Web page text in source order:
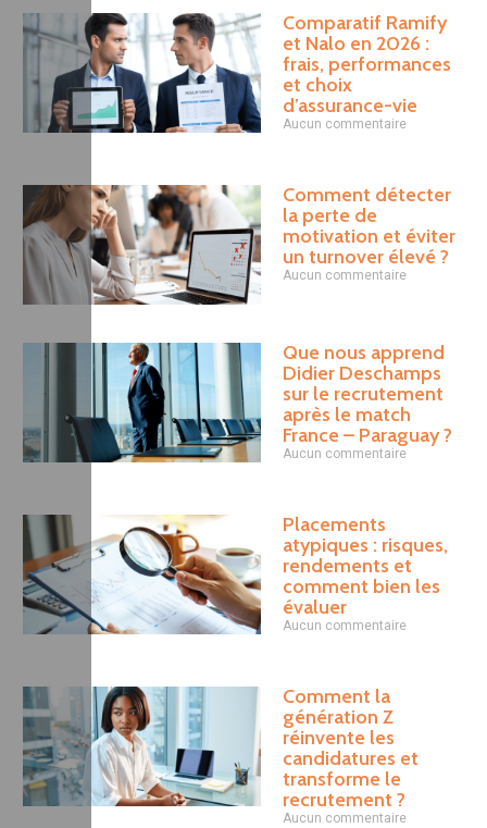
Comparatif Ramify
et Nalo en 2026 :
frais, performances
et choix
d’assurance-vie
Aucun commentaire
Comment détecter
la perte de
motivation et éviter
un turnover élevé ?
Aucun commentaire
Que nous apprend
Didier Deschamps
sur le recrutement
après le match
France – Paraguay ?
Aucun commentaire
Placements
atypiques : risques,
rendements et
comment bien les
évaluer
Aucun commentaire
Comment la
génération Z
réinvente les
candidatures et
transforme le
recrutement ?
Aucun commentaire